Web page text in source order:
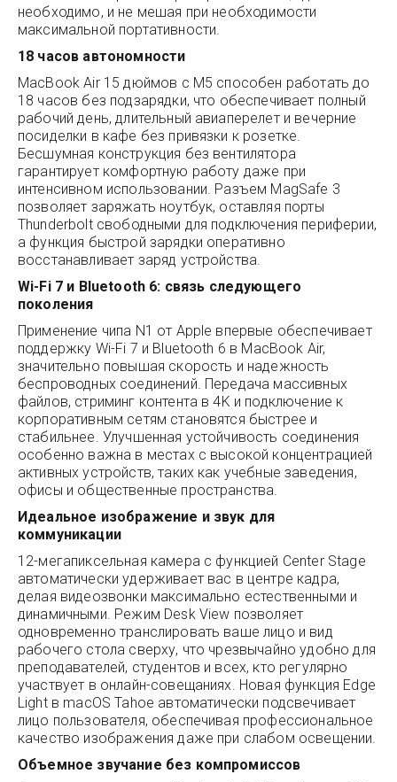
необходимо, и не мешая при необходимости
максимальной портативности.
18 часов автономности
MacBook Air 15 дюймов с M5 способен работать до
18 часов без подзарядки, что обеспечивает полный
рабочий день, длительный авиаперелет и вечерние
посиделки в кафе без привязки к розетке.
Бесшумная конструкция без вентилятора
гарантирует комфортную работу даже при
интенсивном использовании. Разъем MagSafe 3
позволяет заряжать ноутбук, оставляя порты
Thunderbolt свободными для подключения периферии,
а функция быстрой зарядки оперативно
восстанавливает заряд устройства.
Wi-Fi 7 и Bluetooth 6: связь следующего
поколения
Применение чипа N1 от Apple впервые обеспечивает
поддержку Wi-Fi 7 и Bluetooth 6 в MacBook Air,
значительно повышая скорость и надежность
беспроводных соединений. Передача массивных
файлов, стриминг контента в 4K и подключение к
корпоративным сетям становятся быстрее и
стабильнее. Улучшенная устойчивость соединения
особенно важна в местах с высокой концентрацией
активных устройств, таких как учебные заведения,
офисы и общественные пространства.
Идеальное изображение и звук для
коммуникации
12-мегапиксельная камера с функцией Center Stage
автоматически удерживает вас в центре кадра,
делая видеозвонки максимально естественными и
динамичными. Режим Desk View позволяет
одновременно транслировать ваше лицо и вид
рабочего стола сверху, что чрезвычайно удобно для
преподавателей, студентов и всех, кто регулярно
участвует в онлайн-совещаниях. Новая функция Edge
Light в macOS Tahoe автоматически подсвечивает
лицо пользователя, обеспечивая профессиональное
качество изображения даже при слабом освещении.
Объемное звучание без компромиссов